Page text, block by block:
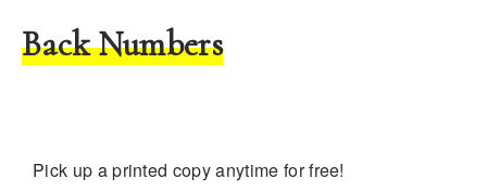
Back Numbers
Pick up a printed copy anytime for free!